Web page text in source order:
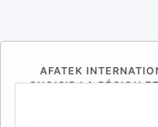
AFATEK
CHOISIR LA RÉGION